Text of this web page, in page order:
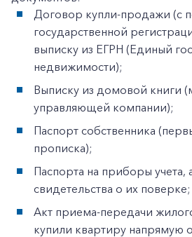
Договор купли-продажи (с
государственной
выписку из ЕГРН (Единый
недвижимости);
Выписку из домовой книги
управляющей компании);
Паспорт собственника
прописка);
Паспорта на приборы учета,
свидетельства о их поверке;
Акт приема-передачи
купили квартиру напрямую